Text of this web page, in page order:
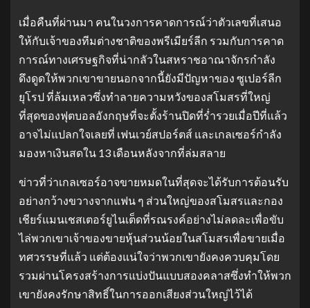
เมื่อคืนที่ผ่านมา คนในวงการคาดการณ์ว่าตัวเลขที่เสนอ
ให้กับเจ้าของทีมต่างชาติของพรีเมียร์ลีก รวมกับการคาด
การณ์ทางเศรษฐกิจที่น่ากลัวในสหราชอาณาจักรกำลัง
ดึงดูดให้พวกเขาขายนอกจากนี้ยังมีปัญหาของ ซูเปอร์ลีก
ยุโรป ที่ล้มเหลวซึ่งทำลายความหวังของสโมสรที่ใหญ่
ที่สุดของฟุตบอลอังกฤษที่จะตั้งร้านปิดที่ร่ำรวยเมื่อปีที่แล้ว
อาจไม่แปลกใจเลยที่ เฟนเวย์สปอร์ตส์ และเกลเซอร์กำลัง
มองหาเงินสดใน 13 เดือนหลังจากที่ล่มสลาย
ข่าวที่ว่าเกลเซอร์อาจขายหมดในที่สุดจะได้รับการต้อนรับ
อย่างกว้างขวางจากแฟน ๆ ส่วนใหญ่ของสโมสรและกอง
เชียร์แมนเชสเตอร์ยูไนเต็ดที่รณรงค์อย่างไม่ลดละเพื่อขับ
ไล่พวกเขาเจ้าของขายหุ้นส่วนน้อยในสโมสรเพื่อขายเมื่อ
ทศวรรษที่แล้ว แต่ต้องแน่ใจว่าพวกเขายังคงควบคุมโดย
รวมผ่านโครงสร้างการแบ่งปันแบบสองคลาสซึ่งทำให้พวก
เขายังคงรักษาสิทธิ์ในการออกเสียงส่วนใหญ่ไว้ได้